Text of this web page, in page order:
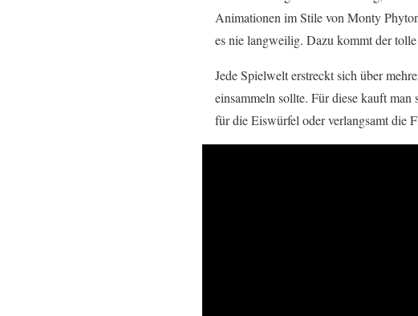
Animationen im Stile von Monty
es nie langweilig. Dazu kommt der
Jede Spielwelt erstreckt sich über
einsammeln sollte. Für diese kauft
für die Eiswürfel oder verlangsamt die